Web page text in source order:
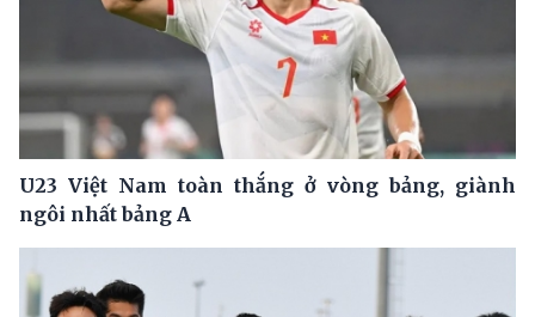
U23 Việt Nam toàn thắng ở vòng bảng, giành
ngôi nhất bảng A